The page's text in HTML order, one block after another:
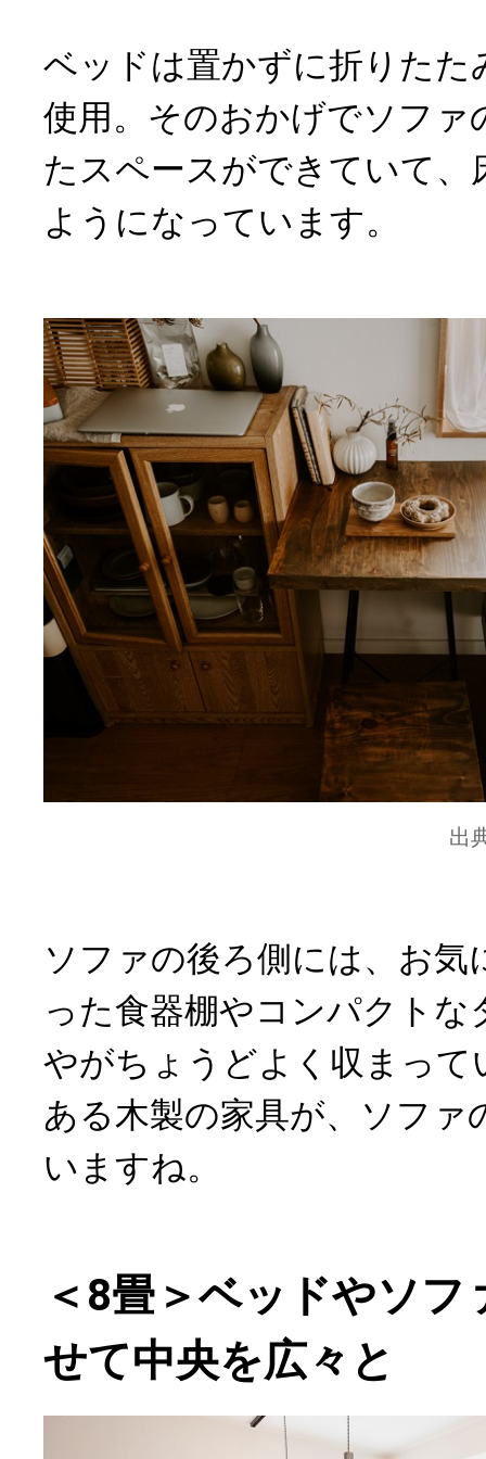
ベッドは置かずに折りたた
使用。そのおかげでソファ
たスペースができていて
ようになっています。
出
ソファの後ろ側には、お気
った食器棚やコンパクト
やがちょうどよく収まって
ある木製の家具が、ソファ
いますね。
＜8畳＞ベッドやソフ
せて中央を広々と